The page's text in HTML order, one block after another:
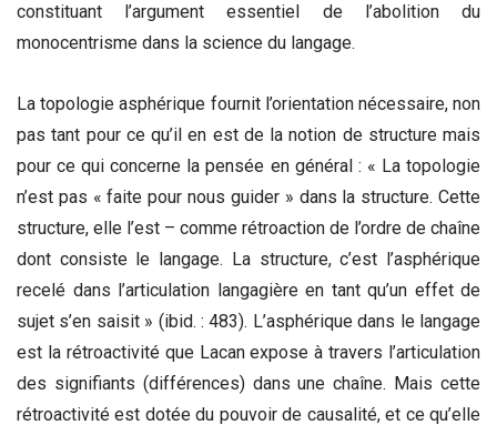
constituant l’argument essentiel de l’abolition du
monocentrisme dans la science du langage.
La topologie asphérique fournit l’orientation nécessaire, non
pas tant pour ce qu’il en est de la notion de structure mais
pour ce qui concerne la pensée en général : « La topologie
n’est pas « faite pour nous guider » dans la structure. Cette
structure, elle l’est – comme rétroaction de l’ordre de chaîne
dont consiste le langage. La structure, c’est l’asphérique
recelé dans l’articulation langagière en tant qu’un effet de
sujet s’en saisit » (ibid. : 483). L’asphérique dans le langage
est la rétroactivité que Lacan expose à travers l’articulation
des signifiants (différences) dans une chaîne. Mais cette
rétroactivité est dotée du pouvoir de causalité, et ce qu’elle